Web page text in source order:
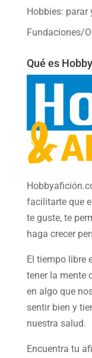
Hobbies: parar
Fundaciones/
Qué es
facilitarte que
te guste, te
haga crecer
El tiempo libre
tener la mente
en algo que
sentir bien y
nuestra salud.
Encuentra tu